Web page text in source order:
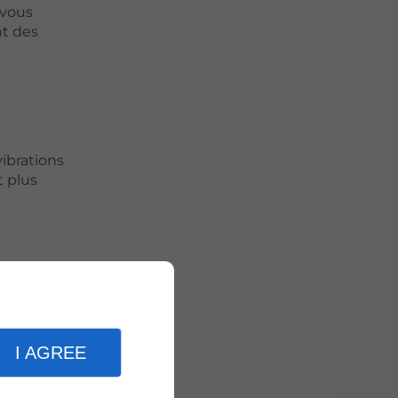
I AGREE
des
plus